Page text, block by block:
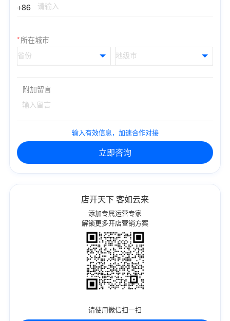
+86
*所在城市
附加留言
输入有效信息，加速合作对接
立即咨询
店开天下 客如云来
添加专属运营专家
解锁更多开店营销方案
请使用微信扫一扫